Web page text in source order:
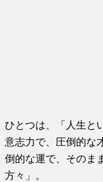
ひとつは、「人生と
意志力で、圧倒的な
倒的な運で、そのま
方々」。